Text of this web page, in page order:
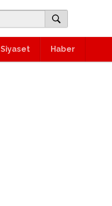
Siyaset Haber